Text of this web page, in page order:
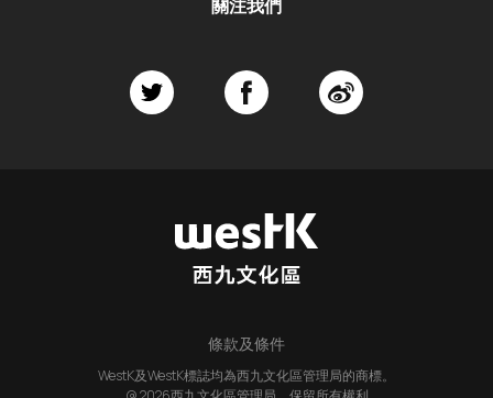
關注我們
條款及條件
WestK及WestK標誌均為西九文化區管理局的商標。